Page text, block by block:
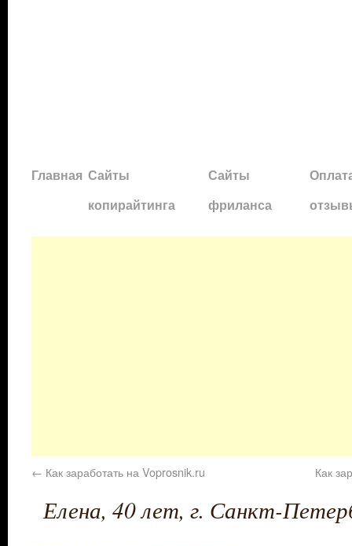
Главная Сайты
копирайтинга
Сайты
фриланса
← Как заработать на Voprosnik.ru Как
Елена, 40 лет, г. Санкт-